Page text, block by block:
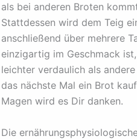
als bei anderen Broten
Stattdessen wird dem Teig
anschließend über mehrere
einzigartig im Geschmack
leichter verdaulich als
das nächste Mal ein Brot
Magen wird es Dir danken.
Die